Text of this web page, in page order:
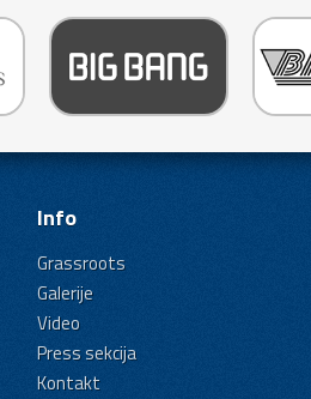
Info
Grassroots
Galerije
Video
Press sekcija
Kontakt